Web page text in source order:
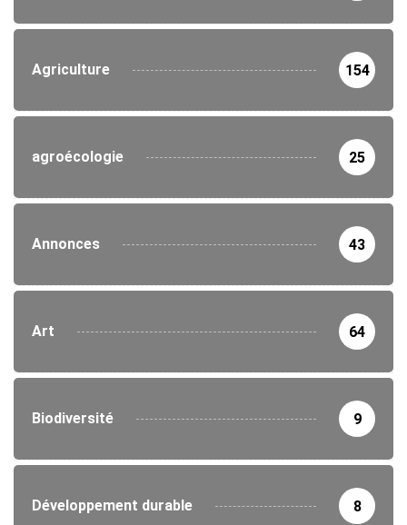
Agriculture 154
agroécologie 25
Annonces 43
Art 64
Biodiversité 9
Développement durable 8